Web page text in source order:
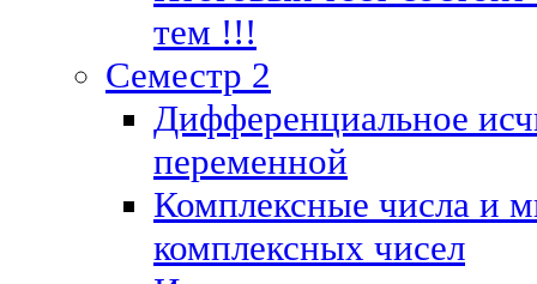
тем !!!
Семестр 2
Дифференциальное
переменной
Комплексные числа и
комплексных чисел